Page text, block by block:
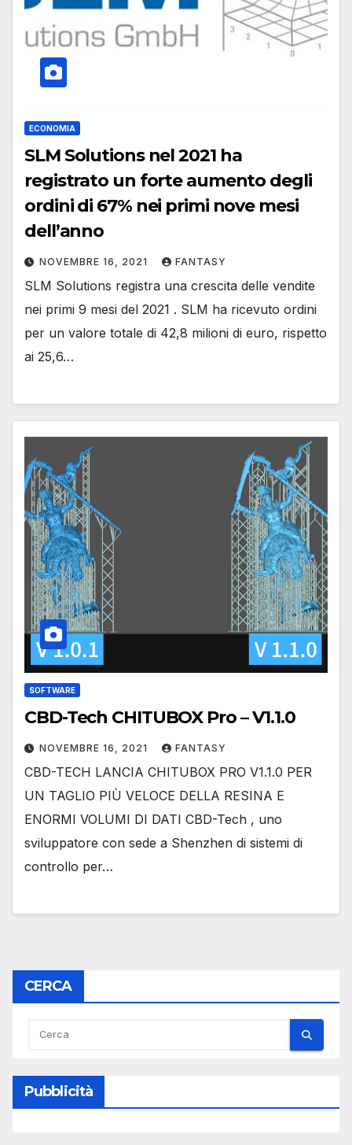
ECONOMIA
SLM Solutions nel 2021 ha
registrato un forte aumento degli
ordini di 67% nei primi nove mesi
dell’anno
NOVEMBRE 16, 2021 FANTASY
SLM Solutions registra una crescita delle vendite
nei primi 9 mesi del 2021 . SLM ha ricevuto ordini
per un valore totale di 42,8 milioni di euro, rispetto
ai 25,6…
SOFTWARE
CBD-Tech CHITUBOX Pro – V1.1.0
NOVEMBRE 16, 2021 FANTASY
CBD-TECH LANCIA CHITUBOX PRO V1.1.0 PER
UN TAGLIO PIÙ VELOCE DELLA RESINA E
ENORMI VOLUMI DI DATI CBD-Tech , uno
sviluppatore con sede a Shenzhen di sistemi di
controllo per…
CERCA
Pubblicità